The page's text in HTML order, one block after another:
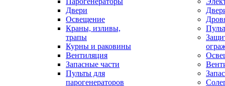
Двери
Освещение
Краны, изливы,
трапы
Курны и раковины
Вентиляция
Запасные части
Пульты для
парогенераторов